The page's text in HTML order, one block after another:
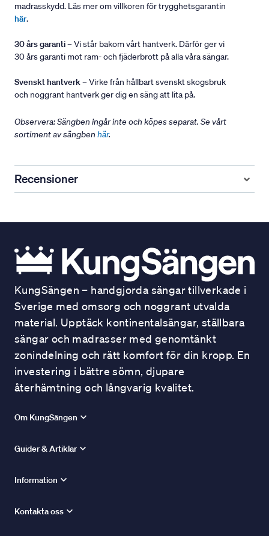
madrasskydd. Läs mer om villkoren för trygghetsgarantin
här.
30 års garanti– Vi står bakom vårt hantverk. Därför ger vi
30 års garanti mot ram- och fjäderbrott på alla våra sängar.
Svenskt hantverk– Virke från hållbart svenskt skogsbruk
och noggrant hantverk ger dig en säng att lita på.
Observera: Sängben ingår inte och köpes separat. Se vårt
sortiment av sängben här.
Recensioner
KungSängen – handgjorda sängar tillverkade i
Sverige med omsorg och noggrant utvalda
material. Upptäck kontinentalsängar, ställbara
sängar och madrasser med genomtänkt
zonindelning och rätt komfort för din kropp. En
investering i bättre sömn, djupare
återhämtning och långvarig kvalitet.
Om KungSängen
Guider & Artiklar
Information
Kontakta oss